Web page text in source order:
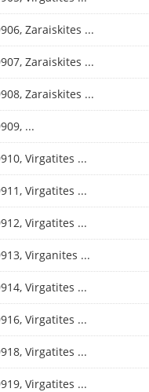
Zaraiskites ...
Zaraiskites ...
Zaraiskites ...
...
Virgatites ...
Virgatites ...
Virgatites ...
Virganites ...
Virgatites ...
Virgatites ...
Virgatites ...
Virgatites ...